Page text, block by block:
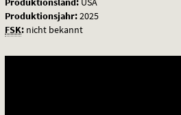
Produktionsjahr:2025
FSK: nicht bekannt